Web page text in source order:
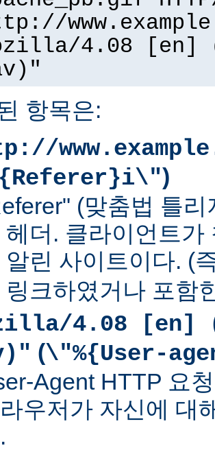
4.08 [en]
항목은:
)
(맞춤법 틀
헤더. 클라이언트가
알린 사이트이다. (
링크하였거나 포함
4.08 [en]
(\"%{User-
Agent HTTP 요
우저가 자신에 대